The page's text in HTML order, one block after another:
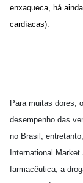
enxaqueca, há
cardíacas).
Para muitas dores,
desempenho das
no Brasil,
International
farmacêutica, a